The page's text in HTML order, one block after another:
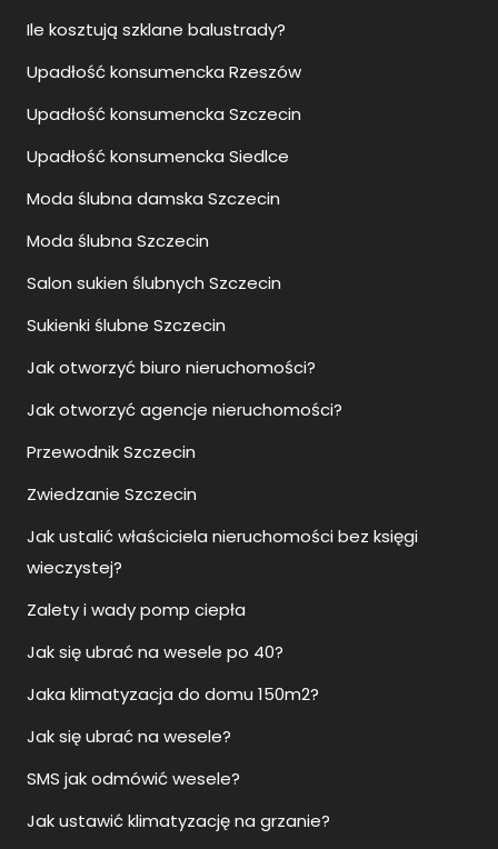
Ile kosztują szklane balustrady?
Upadłość konsumencka Rzeszów
Upadłość konsumencka Szczecin
Upadłość konsumencka Siedlce
Moda ślubna damska Szczecin
Moda ślubna Szczecin
Salon sukien ślubnych Szczecin
Sukienki ślubne Szczecin
Jak otworzyć biuro nieruchomości?
Jak otworzyć agencje nieruchomości?
Przewodnik Szczecin
Zwiedzanie Szczecin
Jak ustalić właściciela nieruchomości bez księgi
wieczystej?
Zalety i wady pomp ciepła
Jak się ubrać na wesele po 40?
Jaka klimatyzacja do domu 150m2?
Jak się ubrać na wesele?
SMS jak odmówić wesele?
Jak ustawić klimatyzację na grzanie?